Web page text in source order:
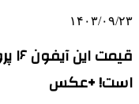
۱۴۰۳/۰۹/۲۳
است! +عکس